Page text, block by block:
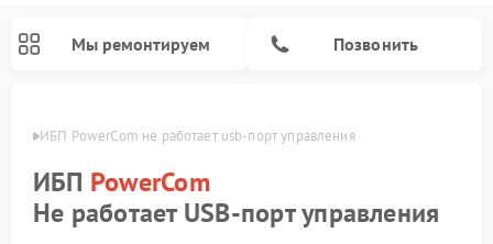
Мы ремонтируем Позвонить
ИБП PowerCom не работает usb-порт управления
ИБП PowerCom
Не работает USB-порт управления